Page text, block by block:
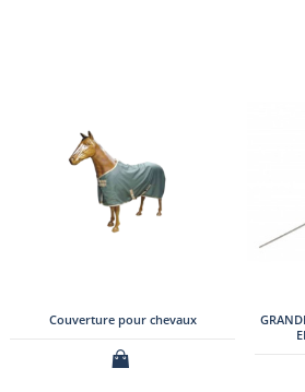
Couverture pour chevaux